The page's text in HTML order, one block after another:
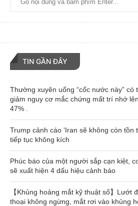
TIN GẦN ĐÂY
Thường xuyên uống “cốc nước này” có
giảm nguy cơ mắc chứng mất trí nhớ
47% .
Trump cảnh cáo ‘Iran sẽ không còn tồn
tiếp tục không kích
Phúc báo của một người sắp cạn kiệt,
sẽ xuất hiện 4 dấu hiệu cảnh báo
【Khủng hoảng mắt kỹ thuật số】Lướt
thoại không ngừng, mắt rơi vào khủng